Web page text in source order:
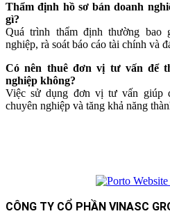
Thẩm định hồ sơ bán doanh
gì?
Quá trình thẩm định thường bao
nghiệp, rà soát báo cáo tài chính và
Có nên thuê đơn vị tư vấn để
nghiệp không?
Việc sử dụng đơn vị tư vấn giúp
chuyên nghiệp và tăng khả năng
CÔNG TY CỔ PHẦN VINASC